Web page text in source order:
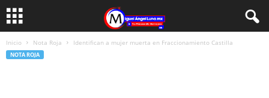
Inicio Nota Roja Identifican a mujer muerta en Fraccionamiento Castilla
NOTA ROJA